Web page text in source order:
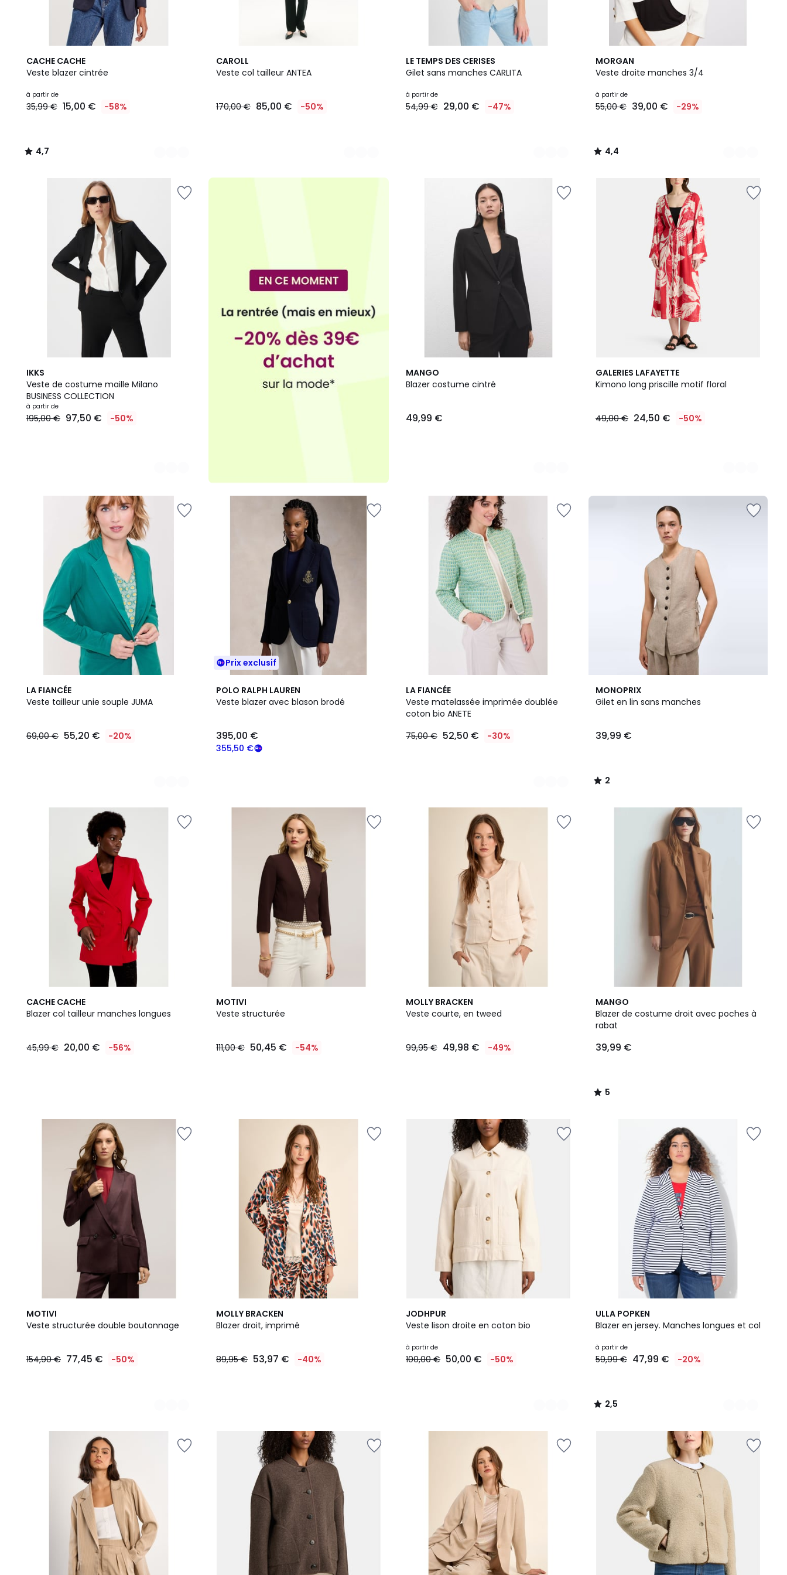
CACHE CACHE
Veste blazer cintrée
Prix
à
€
réduction
appliquée.
à partir de
35,99 € 15,00 € -58%
4,7
/ 5
6
Couleurs
4,7
/
CAROLL
Veste col tailleur ANTEA
170,00 € 85,00 € -50%
2
Couleurs
LE TEMPS DES CERISES
Gilet sans manches CARLITA
à partir de
54,99 € 29,00 € -47%
2
Couleurs
MORGAN
Veste droite manches 3/4
à partir de
55,00 € 39,00 € -29%
4,4
/ 5
4
Couleurs
4,4
/
IKKS
Veste de costume maille Milano
BUSINESS COLLECTION
à partir de
195,00 € 97,50 € -50%
2
Couleurs
MANGO
Blazer costume cintré
49,99 €
3
Couleurs
GALERIES LAFAYETTE
Kimono long priscille motif floral
49,00 € 24,50 € -50%
2
Couleurs
LA FIANCÉE
Veste tailleur unie souple JUMA
69,00 € 55,20 € -20%
2
Couleurs
Prix exclusif
POLO RALPH LAUREN
Veste blazer avec blason brodé
355,50 €
395,00 €
LA FIANCÉE
Veste matelassée imprimée doublée
coton bio ANETE
75,00 € 52,50 € -30%
2
Couleurs
MONOPRIX
Gilet en lin sans manches
39,99 €
2
/
2
/
CACHE CACHE
Blazer col tailleur manches longues
45,99 € 20,00 € -56%
MOTIVI
Veste structurée
111,00 € 50,45 € -54%
MOLLY BRACKEN
Veste courte, en tweed
99,95 € 49,98 € -49%
MANGO
Blazer de costume droit avec poches à
rabat
39,99 €
5
/
5
5
/
MOTIVI
Veste structurée double boutonnage
154,90 € 77,45 € -50%
2
Couleurs
MOLLY BRACKEN
Blazer droit, imprimé
89,95 € 53,97 € -40%
JODHPUR
Veste lison droite en coton bio
à partir de
100,00 € 50,00 € -50%
2
Couleurs
ULLA POPKEN
Blazer en jersey. Manches longues et col
à partir de
59,99 € 47,99 € -20%
2,5
/ 5
3
Couleurs
2,5
/